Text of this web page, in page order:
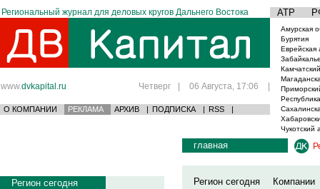
Региональный журнал для деловых кругов Дальнего Востока АТР
www.dvkapital.ru Четверг | 06 Августа, 17:06 |
О КОМПАНИИ РЕКЛАМА АРХИВ | ПОДПИСКА | RSS |
Амурская
Бурятия
Еврейская
Чукотский
Регион сегодня
главная
Регион сегодня
Компании